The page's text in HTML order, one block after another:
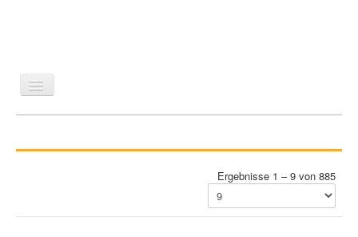
GESCHICHTE
WISSENSCHAFT
REIHEN
ZEITSCHRIFTEN/VERZEICHNISSEErgebnisse 1 – 9 von 885